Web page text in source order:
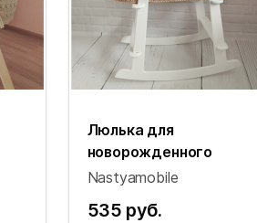
Люлька для
новорожденного
Nastyamobile
535 руб.